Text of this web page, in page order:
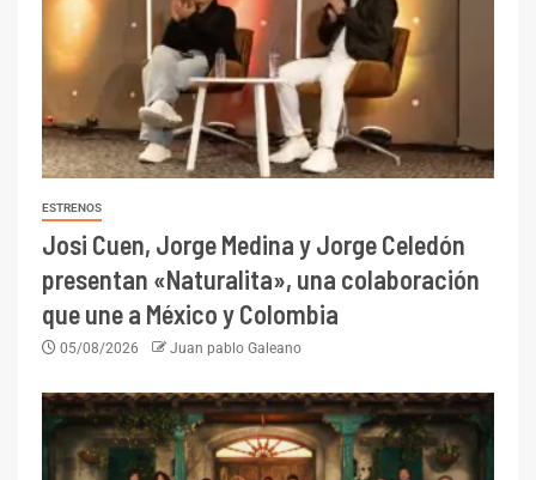
ESTRENOS
Josi Cuen, Jorge Medina y Jorge Celedón
presentan «Naturalita», una colaboración
que une a México y Colombia
05/08/2026 Juan pablo Galeano